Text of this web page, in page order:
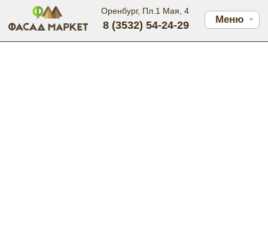
Меню
Оренбург, Пл.1 Мая, 4
8 (3532) 54-24-29